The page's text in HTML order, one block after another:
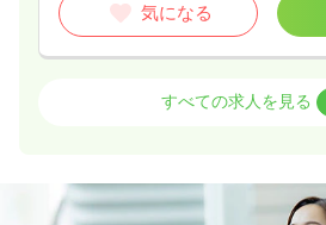
気になる
正・准看護師
給与 20.5〜26.8 賞与4ヶ月
※一例
すべての求人を見る